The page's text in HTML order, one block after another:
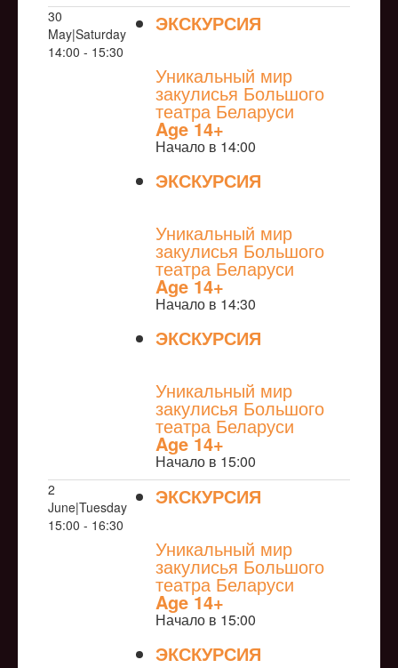
30
May|Saturday
14:00 - 15:30
ЭКСКУРСИЯ
Уникальный мир
закулисья Большого
театра Беларуси
Age 14+
Начало в 14:00
ЭКСКУРСИЯ
Уникальный мир
закулисья Большого
театра Беларуси
Age 14+
Начало в 14:30
ЭКСКУРСИЯ
Уникальный мир
закулисья Большого
театра Беларуси
Age 14+
Начало в 15:00
2
June|Tuesday
15:00 - 16:30
ЭКСКУРСИЯ
Уникальный мир
закулисья Большого
театра Беларуси
Age 14+
Начало в 15:00
ЭКСКУРСИЯ